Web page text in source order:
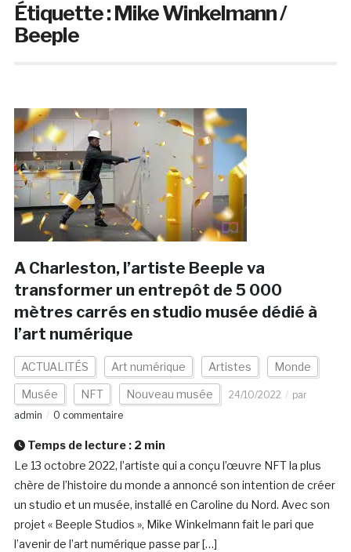
Étiquette :Mike Winkelmann /
Beeple
A Charleston, l’artiste Beeple va
transformer un entrepôt de 5 000
mètres carrés en studio musée dédié à
l’art numérique
ACTUALITÉS Art numérique Artistes Monde
Musée NFT Nouveau musée 24/10/2022
par
admin
0 commentaire
Temps de lecture : 2 min
Le 13 octobre 2022, l’artiste qui a conçu l’œuvre NFT la plus
chère de l’histoire du monde a annoncé son intention de créer
un studio et un musée, installé en Caroline du Nord. Avec son
projet « Beeple Studios », Mike Winkelmann fait le pari que
l’avenir de l’art numérique passe par […]